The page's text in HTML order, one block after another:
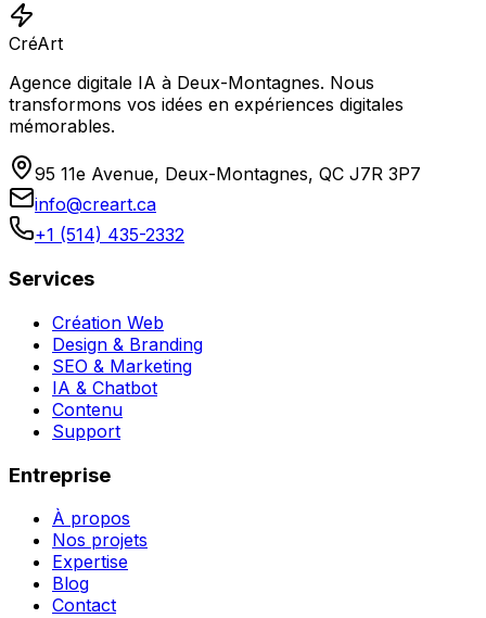
CréArt
Agence digitale IA à Deux-Montagnes. Nous
transformons vos idées en expériences digitales
mémorables.
95 11e Avenue, Deux-Montagnes, QC J7R 3P7
info@creart.ca
+1 (514) 435-2332
Services
Création Web
Design & Branding
SEO & Marketing
IA & Chatbot
Contenu
Support
Entreprise
À propos
Nos projets
Expertise
Blog
Contact